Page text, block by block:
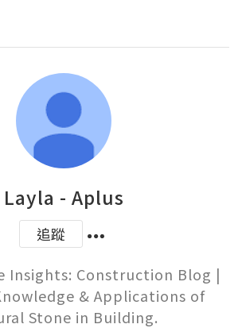
Layla - Aplus
追蹤
Insights: Construction Blog |
& Applications of
Stone in Building.